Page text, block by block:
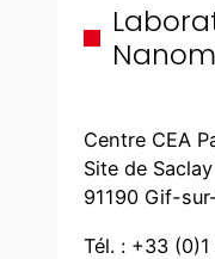
Centre CEA
Site de Saclay
91190 Gif-
Tél. : +33